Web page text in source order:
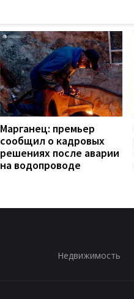
Марганец: премьер
сообщил о кадровых
решениях после аварии
на водопроводе
Недвижимость